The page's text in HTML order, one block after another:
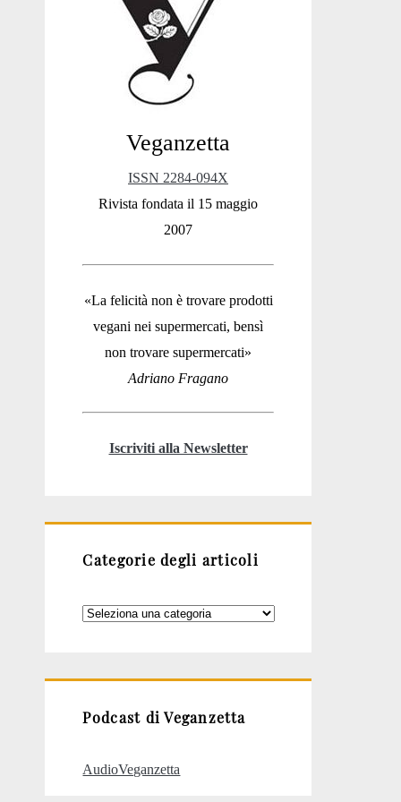
Sidebar
Veganzetta
ISSN 2284-094X
Rivista fondata il 15 maggio
2007
«La felicità non è trovare prodotti
vegani nei supermercati, bensì
non trovare supermercati»
Adriano Fragano
Iscriviti alla Newsletter
Categorie degli articoli
Categorie
Podcast di Veganzetta
AudioVeganzetta